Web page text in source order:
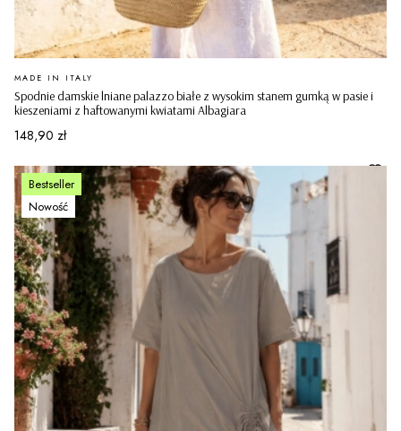
Spodnie damskie lniane palazzo białe z wysokim stanem gumką w pasie i
kieszeniami z haftowanymi kwiatami Albagiara
PRODUCENT
MADE IN ITALY
Cena
148,90 zł
Bestseller
Nowość